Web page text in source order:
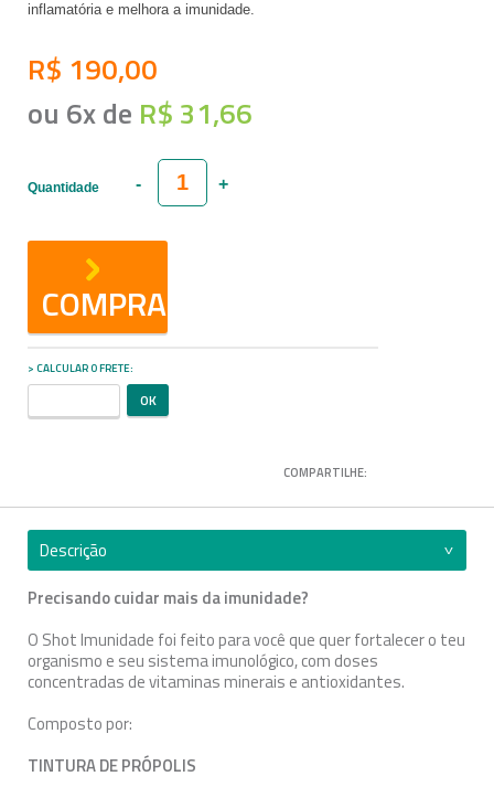
inflamatória e melhora a imunidade.
R$ 190,00
ou 6xde R$ 31,66
Quantidade
COMPRAR
CALCULAR O FRETE
COMPARTILHE:
Descrição
Precisando cuidar mais da imunidade?
O Shot Imunidade foi feito para você que quer fortalecer o teu
organismo e seu sistema imunológico, com doses
concentradas de vitaminas minerais e antioxidantes.
Composto por:
TINTURA DE PRÓPOLIS